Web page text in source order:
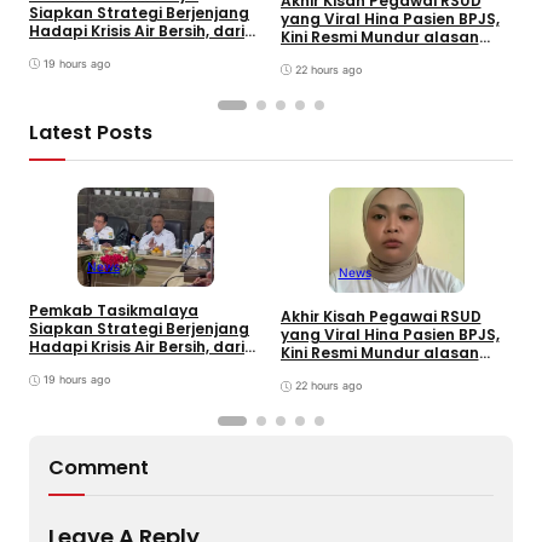
Siapkan Strategi Berjenjang
Hadapi Krisis Air Bersih, dari
Gerakan Reboisasi
19 hours ago
yang Viral Hina Pasien BPJS,
Kini Resmi Mundur alasan
22 hours ago
Latest Posts
News
Pemkab Tasikmalaya
Siapkan Strategi Berjenjang
Hadapi Krisis Air Bersih, dari
Gerakan Reboisasi
19 hours ago
News
Akhir Kisah Pegawai RSUD
yang Viral Hina Pasien BPJS,
Kini Resmi Mundur alasan
22 hours ago
Comment